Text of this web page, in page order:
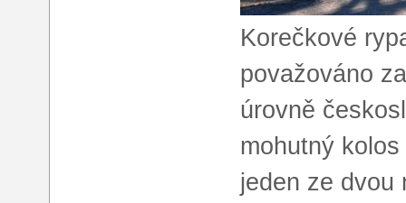
Korečkové
považováno
úrovně
mohutný
jeden ze dvou